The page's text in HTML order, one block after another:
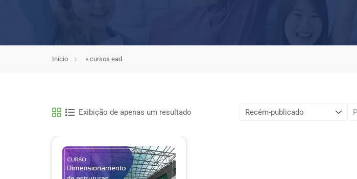
Início » cursos ead
Exibição de apenas um resultado